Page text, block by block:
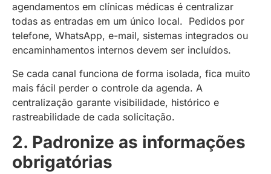
agendamentos em clínicas médicas é centralizar
todas as entradas em um único local. Pedidos por
telefone, WhatsApp, e-mail, sistemas integrados ou
encaminhamentos internos devem ser incluídos.
Se cada canal funciona de forma isolada, fica muito
mais fácil perder o controle da agenda. A
centralização garante visibilidade, histórico e
rastreabilidade de cada solicitação.
2. Padronize as informações
obrigatórias